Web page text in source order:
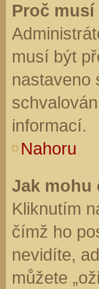
Proč
musí být
nastaveno
informací.
Nahoru
Jak mohu
Kliknutím
čímž ho
nevidíte,
můžete